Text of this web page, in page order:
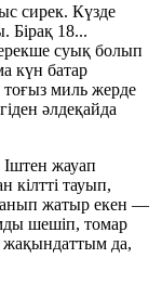
сирек. Күзде
Бірақ 18...
суық болып
күн батар
миль жерде
әлдеқайда
Іштен жауап
кілтті тауып,
жатыр екен —
шешіп, томар
да,